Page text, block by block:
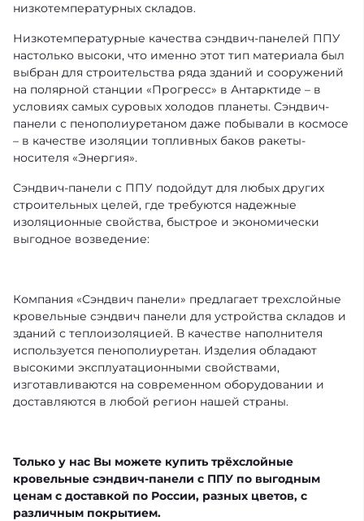
низкотемпературных складов.
Низкотемпературные качества сэндвич-панелей ППУ
настолько высоки, что именно этот тип материала был
выбран для строительства ряда зданий и сооружений
на полярной станции «Прогресс» в Антарктиде – в
условиях самых суровых холодов планеты. Сэндвич-
панели с пенополиуретаном даже побывали в космосе
– в качестве изоляции топливных баков ракеты-
носителя «Энергия».
Cэндвич-панели с ППУ подойдут для любых других
строительных целей, где требуются надежные
изоляционные свойства, быстрое и экономически
выгодное возведение:
Компания «Сэндвич панели» предлагает трехслойные
кровельные сэндвич панели для устройства складов и
зданий с теплоизоляцией. В качестве наполнителя
используется пенополиуретан. Изделия обладают
высокими эксплуатационными свойствами,
изготавливаются на современном оборудовании и
доставляются в любой регион нашей страны.
Только у нас Вы можете купить трёхслойные
кровельные сэндвич-панели с ППУ по выгодным
ценам с доставкой по России, разных цветов, с
различным покрытием.